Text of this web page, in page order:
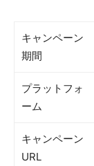
キャンペーン
期間
プラットフォ
ーム
キャンペーン
URL